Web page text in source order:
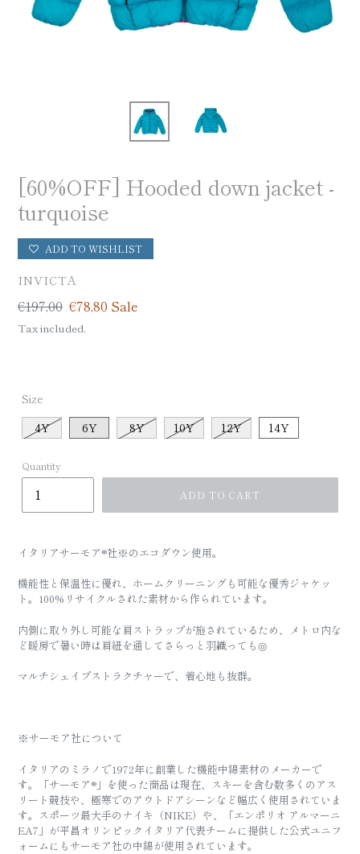
[60%OFF] Hooded down jacket -
turquoise
ADD TO WISHLIST
VENDOR
INVICTA
Regular
price
€197,00 Sale
price
€78,80 Sale
Tax included.
Size
4Y
6Y 8Y 10Y 12Y 14Y
Quantity
ADD TO CART
イタリアサーモア®社※のエコダウン使用。
機能性と保温性に優れ、ホームクリーニングも可能な優秀ジャケッ
ト。100%リサイクルされた素材から作られています。
内側に取り外し可能な肩ストラップが施されているため、メトロ内な
ど暖房で暑い時は肩紐を通してさらっと羽織っても◎
マルチシェイプストラクチャーで、着心地も抜群。
※サーモア社について
イタリアのミラノで1972年に創業した機能中綿素材のメーカーで
す。
「サーモア®」を使った商品は現在、スキーを含む数多くのアス
リート競技や、極寒でのアウトドアシーンなど幅広く使用されていま
す。スポーツ最大手のナイキ（NIKE）や、
「エンポリオ アルマーニ
EA7」が平昌オリンピックイタリア代表チームに提供した公式ユニフ
ォームにもサーモア社の中綿が使用されています。